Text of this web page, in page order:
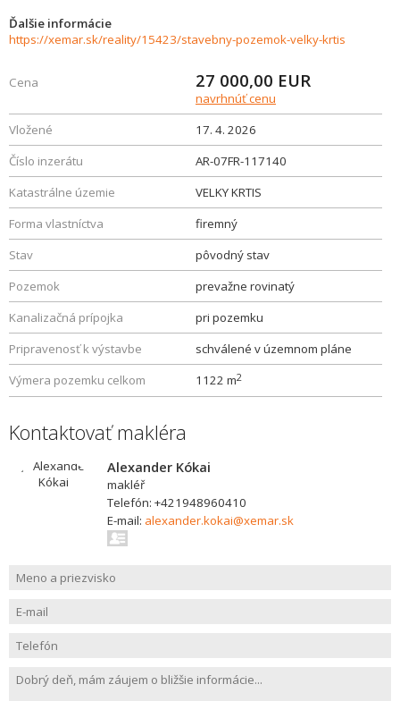
Ďalšie informácie
https://xemar.sk/reality/15423/stavebny-pozemok-velky-krtis
Cena 27 000,00 EUR
navrhnúť cenu
Vložené
17. 4. 2026
Číslo inzerátu
AR-07FR-117140
Katastrálne územie
VELKY KRTIS
Forma vlastníctva
firemný
Stav
pôvodný stav
Pozemok
prevažne rovinatý
Kanalizačná prípojka
pri pozemku
Pripravenosť k výstavbe
schválené v územnom pláne
Výmera pozemku celkom
1122 m2
Kontaktovať makléra
Alexander Kókai
makléř
Telefón: +421948960410
E-mail: alexander.kokai@xemar.sk